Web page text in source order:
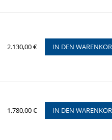
2.130,00 € IN DEN
1.780,00 € IN DEN